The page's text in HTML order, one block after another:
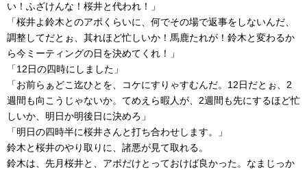
い！ふざけんな！桜井と代われ！」
「桜井よ鈴木とのアポくらいに、何でその場で返事をしないんだ、
調整してだとぉ、其れほど忙しいか！馬鹿たれが！鈴木と変わるか
ら今ミーティングの日を決めてくれ！」
「12日の四時にしました」
「お前らぁどこ迄ひとを、コケにすりゃすむんだ。12日だとぉ、2
週間も向こうじゃないか。てめえら暇人が、2週間も先にするほど忙
しいか、明日か明後日に決めろ」
「明日の四時半に桜井さんと打ち合わせします。」
鈴木と桜井のやり取りに、諸悪が見て取れる。
鈴木は、先月桜井と、アポだけとっておけば良かった。なまじっか